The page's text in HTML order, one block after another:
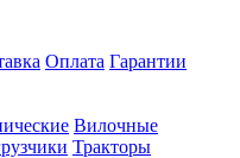
Оплата Гарантии
Вилочные
Тракторы